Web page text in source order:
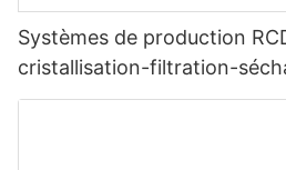
Systèmes de production
cristallisation-filtration-
châssis